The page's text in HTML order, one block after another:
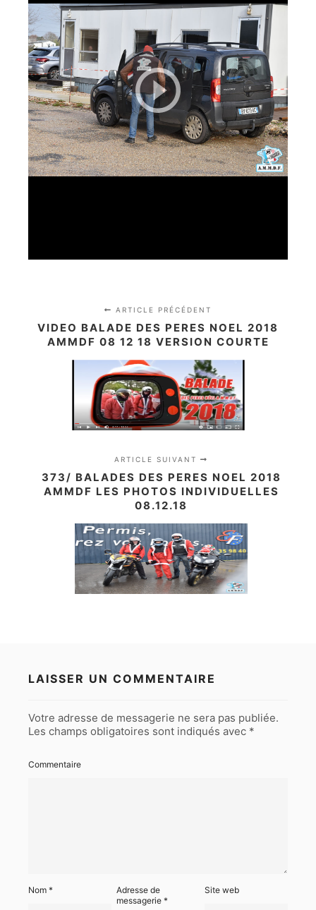
ARTICLE PRÉCÉDENT
VIDEO BALADE DES PERES NOEL 2018
AMMDF 08 12 18 VERSION COURTE
ARTICLE SUIVANT
373/ BALADES DES PERES NOEL 2018
AMMDF LES PHOTOS INDIVIDUELLES
08.12.18
LAISSER UN COMMENTAIRE
Votre adresse de messagerie ne sera pas publiée.
Les champs obligatoires sont indiqués avec *
Commentaire
Nom *
Adresse de
messagerie*
Site web